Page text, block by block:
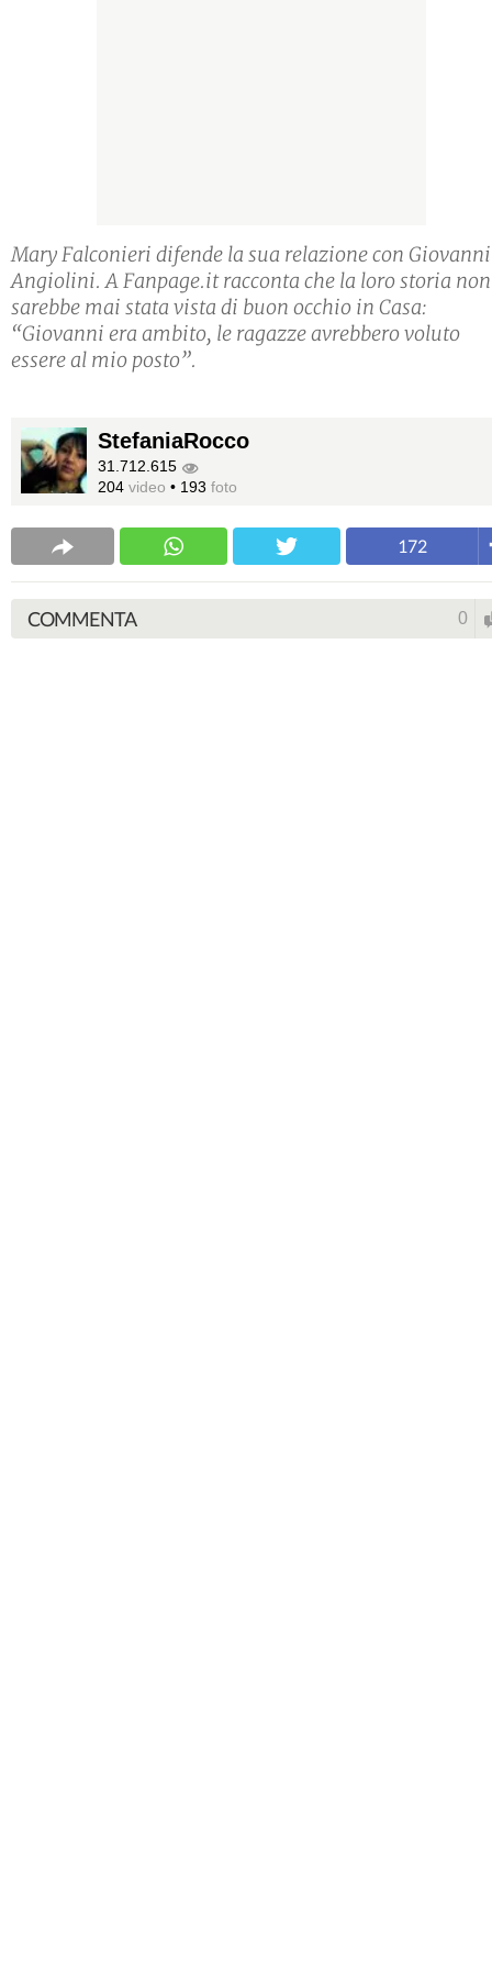
Mary Falconieri difende la sua relazione con Giovanni
Angiolini. A Fanpage.it racconta che la loro storia non
sarebbe mai stata vista di buon occhio in Casa:
“Giovanni era ambito, le ragazze avrebbero voluto
essere al mio posto”.
StefaniaRocco
31.712.615
204 video • 193 foto
172
COMMENTA 0